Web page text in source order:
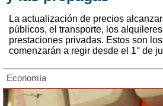
La actualización de precios
públicos, el transporte, los
prestaciones privadas. Estos son
comenzarán a regir desde el 1° de
Economía